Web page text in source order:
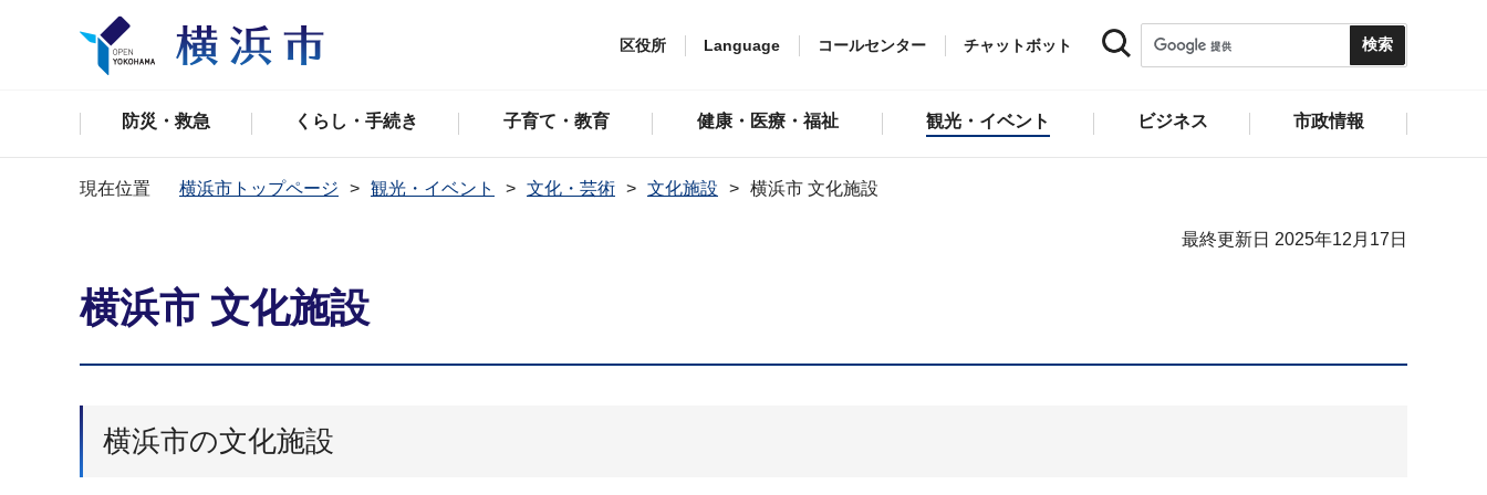
区役所 Language コールセンター チャットボット
防災・救急 くらし・手続き 子育て・教育 健康・医療・福祉 観光・イベント ビジネス 市政情報
現在位置 横浜市トップページ 観光・イベント 文化・芸術 文化施設 横浜市 文化施設
最終更新日 2025年12月17日
横浜市 文化施設
横浜市の文化施設